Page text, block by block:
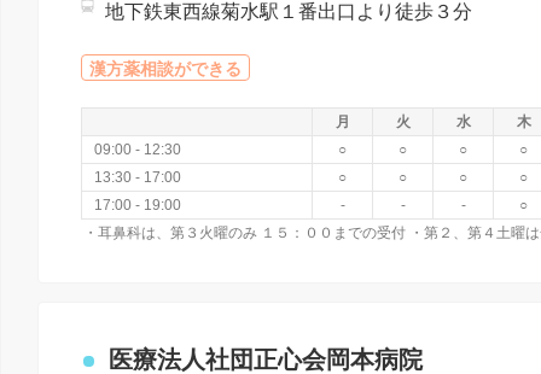
地下鉄東西線菊水駅１番出口より徒歩３分
漢方薬相談ができる
月 火 水
木
09:00 - 12:30
○ ○ ○
○
13:30 - 17:00
○ ○ ○
○
17:00 - 19:00
- - -
○
・耳鼻科は、第３火曜のみ １５：００までの受付 ・第２、第４土曜
医療法人社団正心会岡本病院